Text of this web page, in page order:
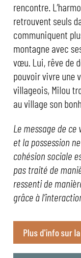
rencontre.
retrouvent seuls
communiquent
montagne avec
vœu. Lui, rêve de
pouvoir vivre une
villageois, Milou
au village son
Le message de
et la possession
cohésion sociale
pas traité de
ressenti de
grâce à
Plus d'info sur